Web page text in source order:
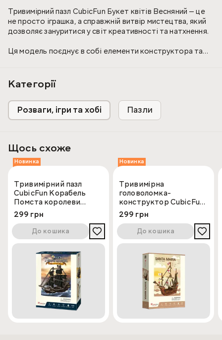
Тривимірний пазл CubicFun Букет квітів Весняний — це
не просто іграшка, а справжній витвір мистецтва, який
дозволяє зануритися у світ креативності та натхнення.
Ця модель поєднує в собі елементи конструктора та
Матеріал: ламінований пінокартон.
Кількість елементів: 285.
Категорії
Розваги, ігри та хобі Пазли
Щось схоже
Новинка
Тривимірний пазл
CubicFun Корабель
Помста королеви
Ганни
299 грн
До кошика
Новинка
Тривимірна
головоломка-
конструктор CubicFun
Санта Марія
299 грн
До кошика